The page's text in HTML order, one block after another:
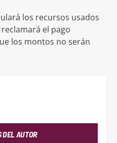
los recursos usados
el pago
los montos no serán
DEL AUTOR